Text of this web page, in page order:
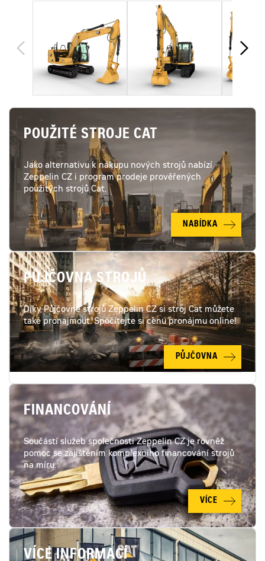
POUŽITÉ STROJE CAT
Jako alternativu k nákupu nových strojů nabízí
Zeppelin CZ i program prodeje prověřených
použitých strojů Cat.
NABÍDKA
PŮJČOVNA STROJŮ
Díky Půjčovně strojů Zeppelin CZ si stroj Cat můžete
také pronajmout. Spočítejte si cenu pronájmu online!
PŮJČOVNA
FINANCOVÁNÍ
Součástí služeb společnosti Zeppelin CZ je rovněž
pomoc se zajištěním komplexního financování strojů
na míru.
VÍCE
VÍCE INFORMACÍ